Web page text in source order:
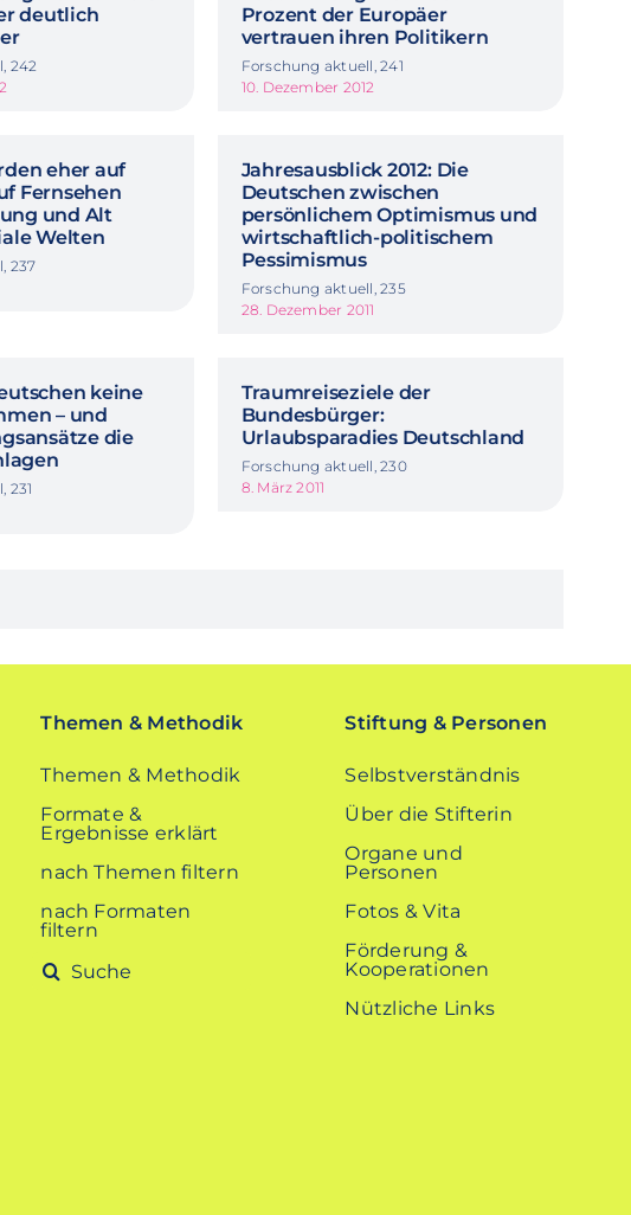
deutlich
242
Prozent der Europäer
vertrauen ihren Politikern
Forschung aktuell, 241
10. Dezember 2012
eher auf
Fernsehen
und Alt
Welten
237
Jahresausblick 2012: Die
Deutschen zwischen
persönlichem Optimismus und
wirtschaftlich-politischem
Pessimismus
Forschung aktuell, 235
28. Dezember 2011
keine
– und
die
231
Traumreiseziele der
Bundesbürger:
Urlaubsparadies Deutschland
Forschung aktuell, 230
8. März 2011
Themen & Methodik
Themen & Methodik
Formate &
Ergebnisse erklärt
nach Themen filtern
nach Formaten
filtern
Suche
Stiftung & Personen
Selbstverständnis
Über die Stifterin
Organe und
Personen
Fotos & Vita
Förderung &
Kooperationen
Nützliche Links